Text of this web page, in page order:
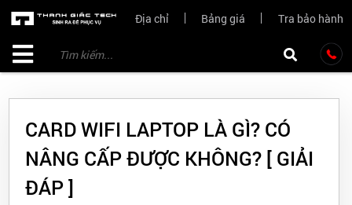
Địa chỉ Bảng giá Tra bảo hành
CARD WIFI LAPTOP LÀ GÌ? CÓ
NÂNG CẤP ĐƯỢC KHÔNG? [ GIẢI
ĐÁP ]